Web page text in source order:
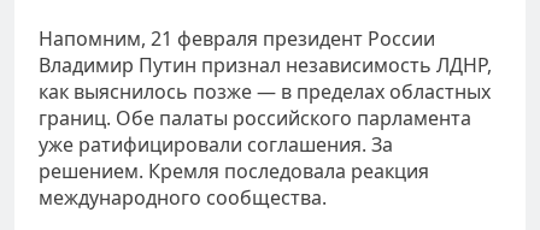
Напомним, 21 февраля президент России
Владимир Путин признал независимость ЛДНР,
как выяснилось позже — в пределах областных
границ. Обе палаты российского парламента
уже ратифицировали соглашения. За
решением. Кремля последовала реакция
международного сообщества.